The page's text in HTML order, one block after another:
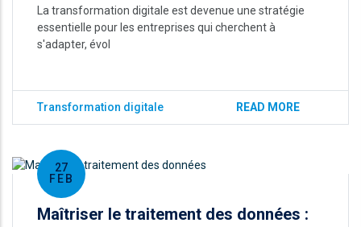
La transformation digitale est devenue une stratégie
essentielle pour les entreprises qui cherchent à
s'adapter, évol
Transformation digitale READ MORE
27
FEB
Maîtriser le traitement des données :